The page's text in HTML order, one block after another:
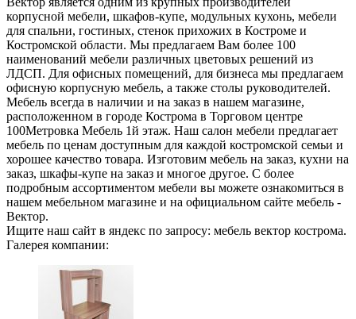
корпусной мебели, шкафов-купе, модульных кухонь, мебели
для спальни, гостиных, стенок прихожих в Костроме и
Костромской области. Мы предлагаем Вам более 100
наименований мебели различных цветовых решений из
ЛДСП. Для офисных помещений, для бизнеса мы предлагаем
офисную корпусную мебель, а также столы руководителей.
Мебель всегда в наличии и на заказ в нашем магазине,
расположенном в городе Кострома в Торговом центре
100Метровка Мебель 1й этаж. Наш салон мебели предлагает
мебель по ценам доступным для каждой костромской семьи и
хорошее качество товара. Изготовим мебель на заказ, кухни на
заказ, шкафы-купе на заказ и многое другое. С более
подробным ассортиментом мебели вы можете ознакомиться в
нашем мебельном магазине и на официальном сайте мебель -
Вектор.
Ищите наш сайт в яндекс по запросу: мебель вектор кострома.
Галерея компании: